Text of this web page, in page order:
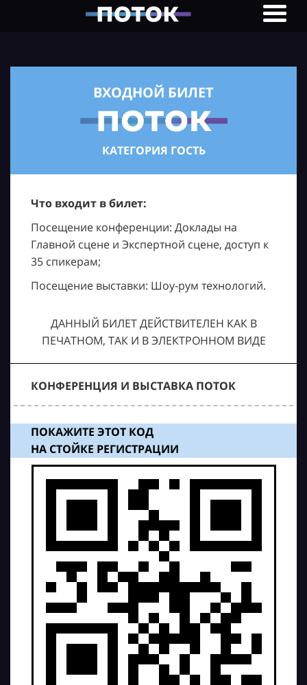
ВХОДНОЙ БИЛЕТ
КАТЕГОРИЯ ГОСТЬ
Что входит в билет:
Посещение конференции: Доклады на
Главной сцене и Экспертной сцене, доступ к
35 спикерам;
Посещение выставки: Шоу-рум технологий.
ДАННЫЙ БИЛЕТ ДЕЙСТВИТЕЛЕН КАК В
ПЕЧАТНОМ, ТАК И В ЭЛЕКТРОННОМ ВИДЕ
КОНФЕРЕНЦИЯ И ВЫСТАВКА ПОТОК
ПОКАЖИТЕ ЭТОТ КОД
НА СТОЙКЕ РЕГИСТРАЦИИ